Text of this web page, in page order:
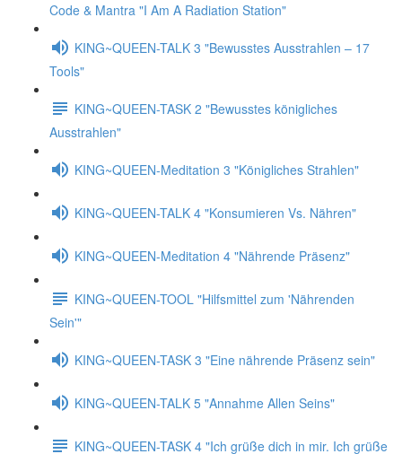
Code & Mantra "I Am A Radiation Station"
KING~QUEEN-TALK 3 "Bewusstes Ausstrahlen – 17
Tools"
KING~QUEEN-TASK 2 "Bewusstes königliches
Ausstrahlen"
KING~QUEEN-Meditation 3 "Königliches Strahlen"
KING~QUEEN-TALK 4 "Konsumieren Vs. Nähren"
KING~QUEEN-Meditation 4 "Nährende Präsenz"
KING~QUEEN-TOOL "Hilfsmittel zum 'Nährenden
Sein'"
KING~QUEEN-TASK 3 "Eine nährende Präsenz sein"
KING~QUEEN-TALK 5 "Annahme Allen Seins"
KING~QUEEN-TASK 4 "Ich grüße dich in mir. Ich grüße